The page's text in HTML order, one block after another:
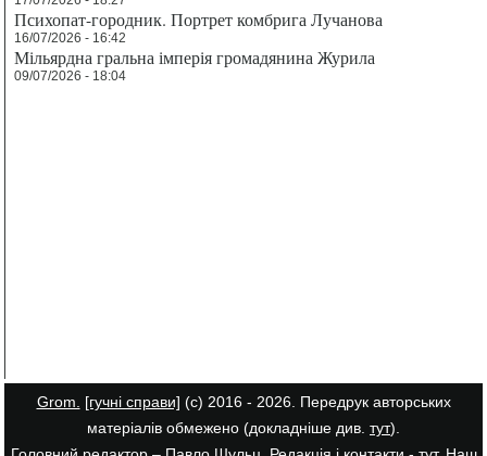
Психопат-городник. Портрет комбрига Лучанова
16/07/2026 - 16:42
Мільярдна гральна імперія громадянина Журила
09/07/2026 - 18:04
Grom. [гучні справи] (с) 2016 - 2026. Передрук авторських
матеріалів обмежено (докладніше див. тут).